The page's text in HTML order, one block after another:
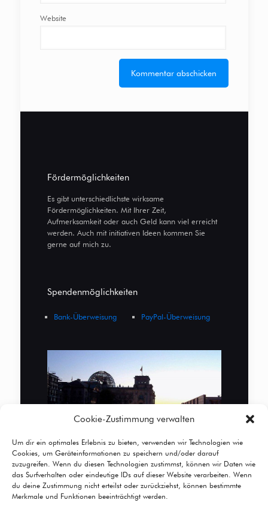
Cookie-Zustimmung verwalten
Um dir ein optimales Erlebnis zu bieten, verwenden wir Technologien wie
Cookies, um Geräteinformationen zu speichern und/oder darauf
zuzugreifen. Wenn du diesen Technologien zustimmst, können wir Daten wie
das Surfverhalten oder eindeutige IDs auf dieser Website verarbeiten. Wenn
du deine Zustimmung nicht erteilst oder zurückziehst, können bestimmte
Merkmale und Funktionen beeinträchtigt werden.
Website
Fördermöglichkeiten
Es gibt unterschiedlichste wirksame
Fördermöglichkeiten. Mit Ihrer Zeit,
Aufmerksamkeit oder auch Geld kann viel erreicht
werden. Auch mit initiativen Ideen kommen Sie
gerne auf mich zu.
Spendenmöglichkeiten
Bank-Überweisung PayPal-Überweisung